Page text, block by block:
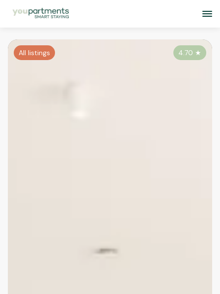
4.70 ★
All listings